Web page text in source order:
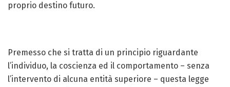
proprio destino futuro.
Premesso che si tratta di un principio riguardante
l’individuo, la coscienza ed il comportamento – senza
l’intervento di alcuna entità superiore – questa legge